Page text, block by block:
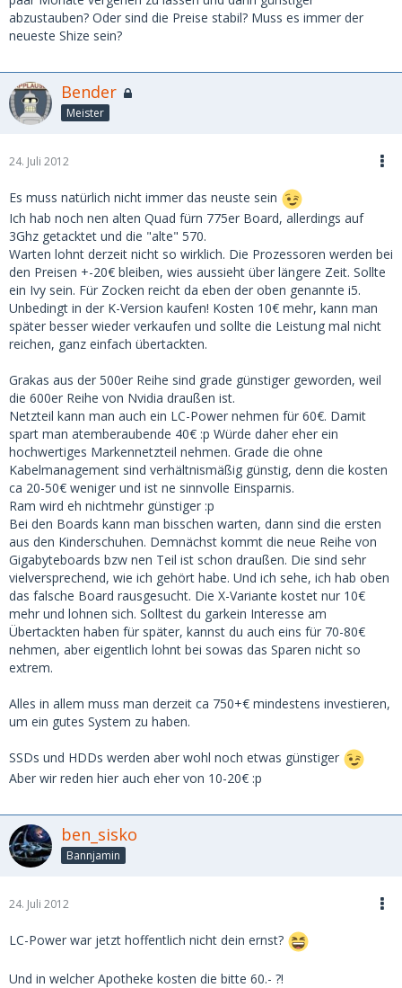
abzustauben? Oder sind die Preise stabil? Muss es immer der
neueste Shize sein?
Bender
Meister
24. Juli 2012
Es muss natürlich nicht immer das neuste sein
Ich hab noch nen alten Quad fürn 775er Board, allerdings auf
3Ghz getacktet und die "alte" 570.
Warten lohnt derzeit nicht so wirklich. Die Prozessoren werden bei
den Preisen +-20€ bleiben, wies aussieht über längere Zeit. Sollte
ein Ivy sein. Für Zocken reicht da eben der oben genannte i5.
Unbedingt in der K-Version kaufen! Kosten 10€ mehr, kann man
später besser wieder verkaufen und sollte die Leistung mal nicht
reichen, ganz einfach übertackten.
Grakas aus der 500er Reihe sind grade günstiger geworden, weil
die 600er Reihe von Nvidia draußen ist.
Netzteil kann man auch ein LC-Power nehmen für 60€. Damit
spart man atemberaubende 40€ :p Würde daher eher ein
hochwertiges Markennetzteil nehmen. Grade die ohne
Kabelmanagement sind verhältnismäßig günstig, denn die kosten
ca 20-50€ weniger und ist ne sinnvolle Einsparnis.
Ram wird eh nichtmehr günstiger :p
Bei den Boards kann man bisschen warten, dann sind die ersten
aus den Kinderschuhen. Demnächst kommt die neue Reihe von
Gigabyteboards bzw nen Teil ist schon draußen. Die sind sehr
vielversprechend, wie ich gehört habe. Und ich sehe, ich hab oben
das falsche Board rausgesucht. Die X-Variante kostet nur 10€
mehr und lohnen sich. Solltest du garkein Interesse am
Übertackten haben für später, kannst du auch eins für 70-80€
nehmen, aber eigentlich lohnt bei sowas das Sparen nicht so
extrem.
Alles in allem muss man derzeit ca 750+€ mindestens investieren,
um ein gutes System zu haben.
SSDs und HDDs werden aber wohl noch etwas günstiger
Aber wir reden hier auch eher von 10-20€ :p
ben_sisko
Bannjamin
24. Juli 2012
LC-Power war jetzt hoffentlich nicht dein ernst?
Und in welcher Apotheke kosten die bitte 60.- ?!